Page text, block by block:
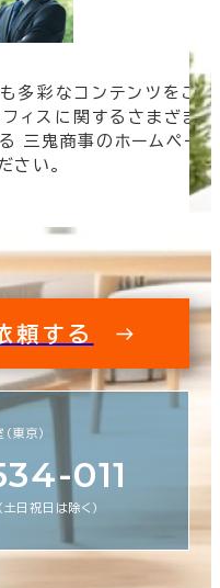
多彩なコンテンツをご
ィスに関するさまざま
三鬼商事のホームペー
さい。
頼する
東京）
011
日祝日は除く）